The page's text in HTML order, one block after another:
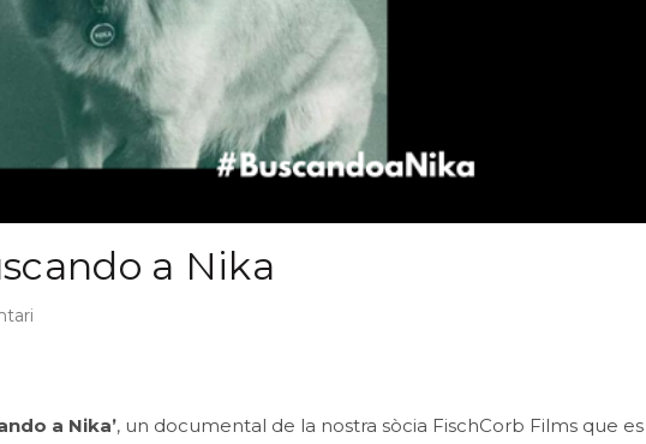
a Nika
a Nika’, un documental de la nostra sòcia FischCorb Films que es